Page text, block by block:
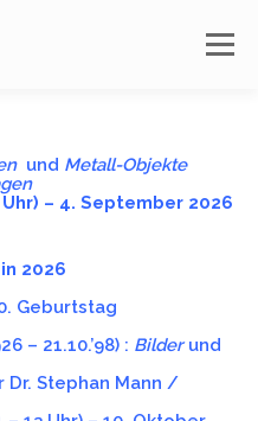
Menü
und Metall-Objekte
– 4. September 2026
No.4 in 2026
100. Geburtstag
– 21.10.’98) : Bilderund
Stephan Mann /